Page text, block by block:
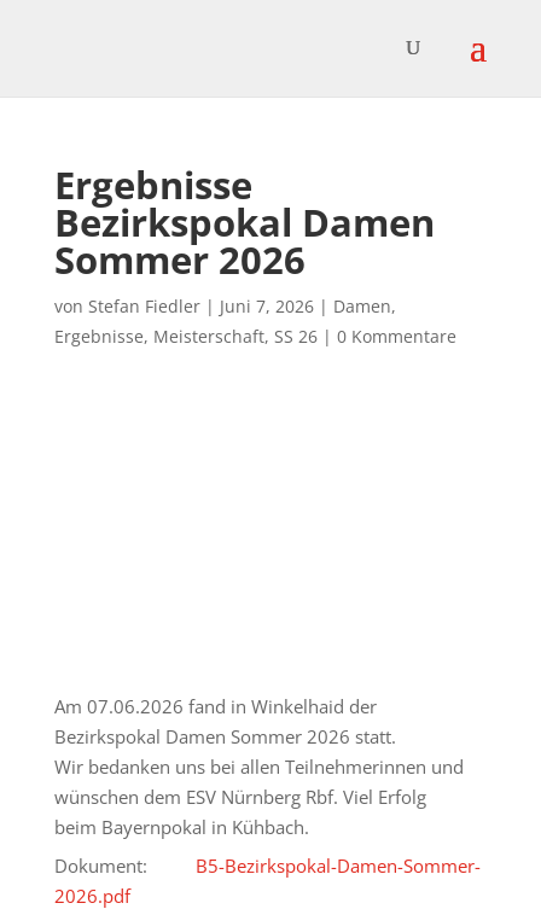
Ergebnisse
Bezirkspokal Damen
Sommer 2026
von Stefan Fiedler| Juni 7, 2026| Damen,
Ergebnisse, Meisterschaft, SS 26| 0 Kommentare
Am 07.06.2026 fand in Winkelhaid der
Bezirkspokal Damen Sommer 2026 statt.
Wir bedanken uns bei allen Teilnehmerinnen und
wünschen dem ESV Nürnberg Rbf. Viel Erfolg
beim Bayernpokal in Kühbach.
Dokument:
B5-Bezirkspokal-Damen-Sommer-
2026.pdf